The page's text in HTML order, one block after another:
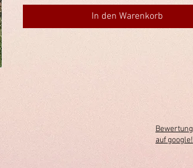
In den Warenkorb
Bewertung
auf google!